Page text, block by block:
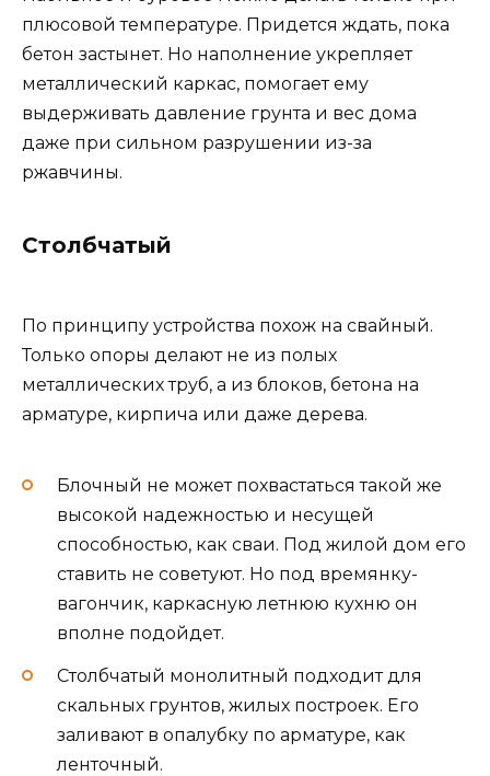
плюсовой температуре. Придется ждать, пока
бетон застынет. Но наполнение укрепляет
металлический каркас, помогает ему
выдерживать давление грунта и вес дома
даже при сильном разрушении из-за
ржавчины.
Столбчатый
По принципу устройства похож на свайный.
Только опоры делают не из полых
металлических труб, а из блоков, бетона на
арматуре, кирпича или даже дерева.
Блочный не может похвастаться такой же
высокой надежностью и несущей
способностью, как сваи. Под жилой дом его
ставить не советуют. Но под времянку-
вагончик, каркасную летнюю кухню он
вполне подойдет.
Столбчатый монолитный подходит для
скальных грунтов, жилых построек. Его
заливают в опалубку по арматуре, как
ленточный.